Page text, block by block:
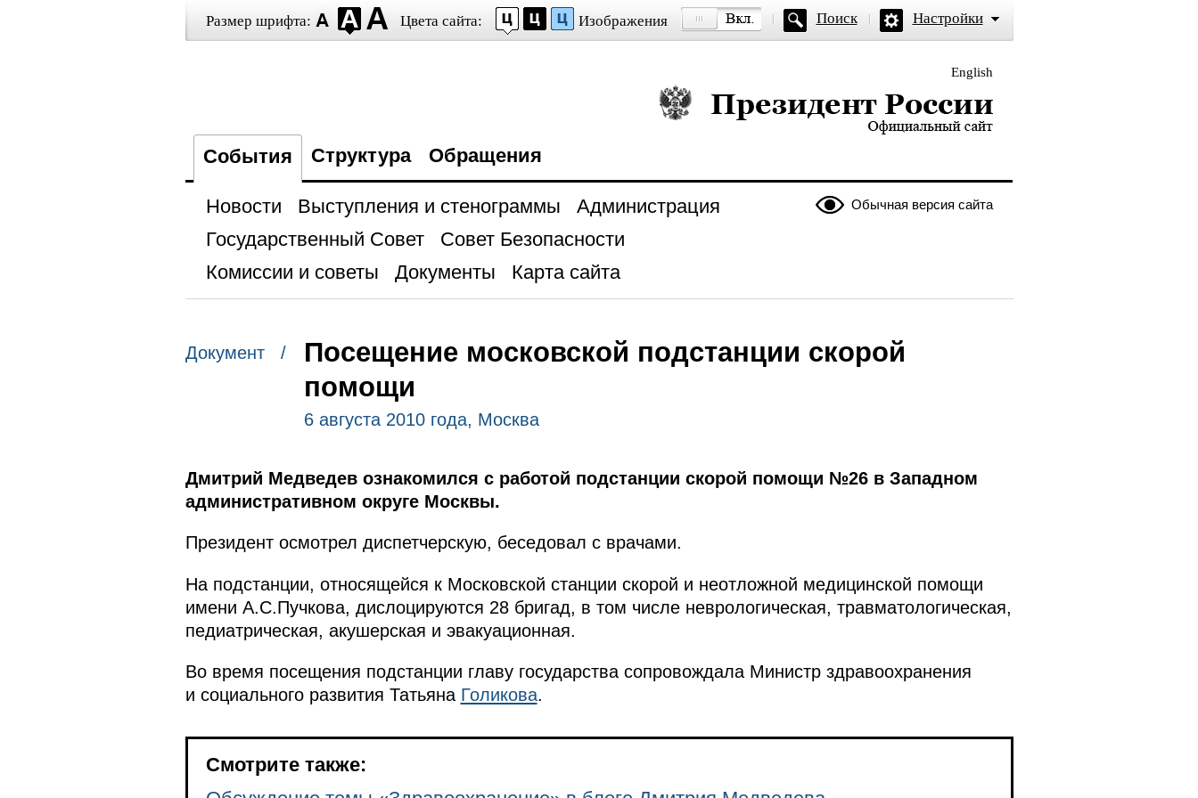
Размер шрифта: Цвета сайта: Изображения Поиск Настройки
English
Президент России — официальный сайт
События Структура Обращения
Обычная версия сайта
Новости Выступления и стенограммы
Администрация
Государственный Совет
Совет Безопасности
Комиссии и советы
Документы Карта сайта
Документ /
Посещение московской подстанции скорой
помощи
6 августа 2010 года, Москва
Дмитрий Медведев ознакомился с работой подстанции скорой помощи №26 в Западном
административном округе Москвы.
Президент осмотрел диспетчерскую, беседовал с врачами.
На подстанции, относящейся к Московской станции скорой и неотложной медицинской помощи
имени А.С.Пучкова, дислоцируются 28 бригад, в том числе неврологическая, травматологическая,
педиатрическая, акушерская и эвакуационная.
Во время посещения подстанции главу государства сопровождала Министр здравоохранения
и социального развития Татьяна Голикова.
Смотрите также: